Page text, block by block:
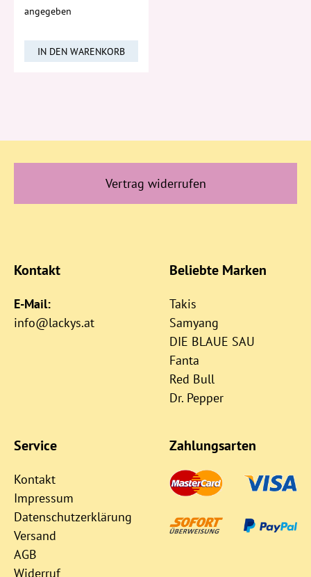
angegeben
IN DEN WARENKORB
Vertrag widerrufen
Kontakt
E-Mail:
info@lackys.at
Beliebte Marken
Takis
Samyang
DIE BLAUE SAU
Fanta
Red Bull
Dr. Pepper
Service
Kontakt
Impressum
Datenschutzerklärung
Versand
AGB
Widerruf
Zahlungsarten